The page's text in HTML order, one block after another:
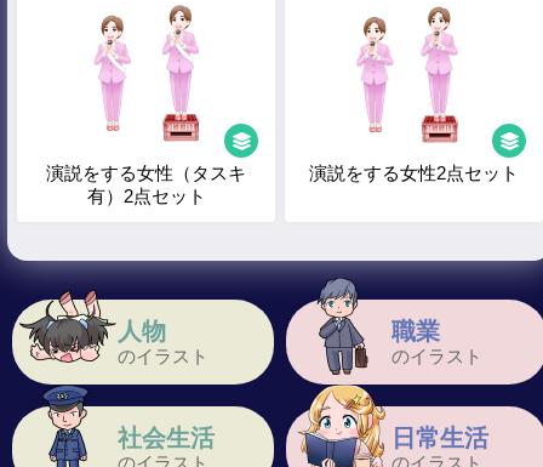
人物
のイラスト
職業
のイラスト
社会生活
のイラスト
日常生活
のイラスト
演説をする女性（タスキ
有）2点セット
演説をする女性2点セット